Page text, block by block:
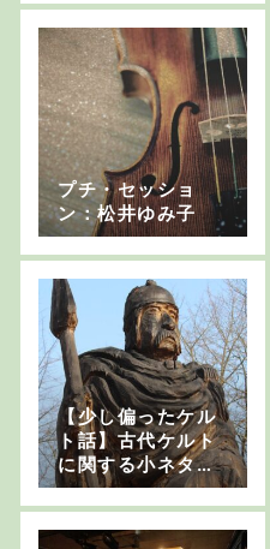
プチ・セッショ
ン：松井ゆみ子
【少し偏ったケル
ト話】古代ケルト
に関する小ネタ集
「結局どこから来
た人たちなんだろ
う？」